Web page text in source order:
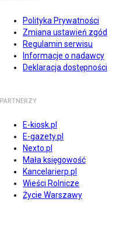
Polityka Prywatności
Zmiana ustawień zgód
Regulamin serwisu
Informacje o nadawcy
Deklaracja dostępności
PARTNERZY
E-kiosk.pl
E-gazety.pl
Nexto.pl
Mała księgowość
Kancelarierp.pl
Wieści Rolnicze
Życie Warszawy